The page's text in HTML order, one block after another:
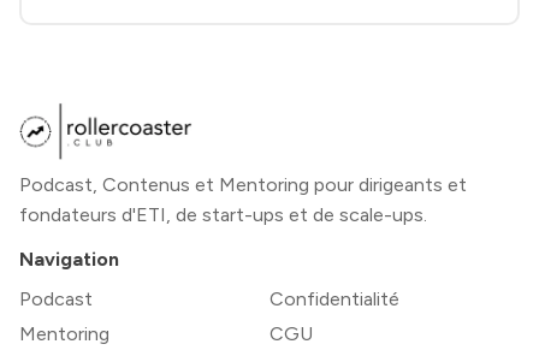
Podcast, Contenus et Mentoring pour dirigeants et
fondateurs d'ETI, de start-ups et de scale-ups.
Navigation
Podcast
Mentoring
Confidentialité
CGU